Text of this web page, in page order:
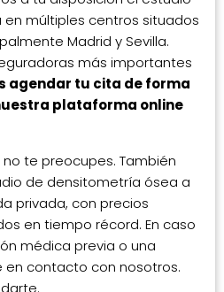
múltiples centros situados
Madrid y Sevilla.
más importantes
agendar tu cita de forma
plataforma online
te preocupes. También
de densitometría ósea a
privada, con precios
en tiempo récord. En caso
médica previa o una
en contacto con nosotros.